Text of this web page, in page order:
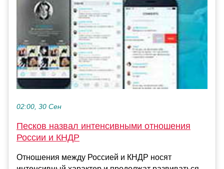
02:00, 30 Сен
Песков назвал интенсивными отношения
России и КНДР
Отношения между Россией и КНДР носят